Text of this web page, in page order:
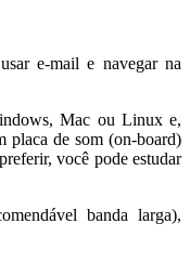
e-mail e navegar na
Mac ou Linux e,
de som (on-board)
você pode estudar
banda larga),